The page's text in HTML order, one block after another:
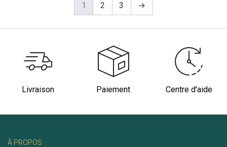
1 2 3 →
Livraison Paiement Centre d'aide
À PROPOS